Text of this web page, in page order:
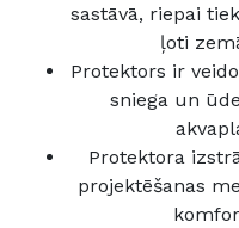
sastāvā, riepai
ļoti
Protektors ir
sniega un
Protektora
projektēšanas